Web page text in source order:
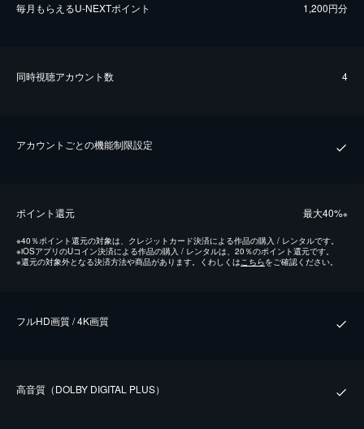
毎⽉もらえるU-NEXTポイント 1,200円分
同時視聴アカウント数 4
アカウントごとの機能制限設定
ポイント還元 最⼤40%※
※40％ポイント還元の対象は、クレジットカード決済による作品の購入 / レンタルです。
※iOSアプリのUコイン決済による作品の購入 / レンタルは、20％のポイント還元です。
※還元の対象外となる決済方法や商品があります。くわしくはこちらをご確認ください。
フルHD画質 / 4K画質
⾼⾳質（DOLBY DIGITAL PLUS）